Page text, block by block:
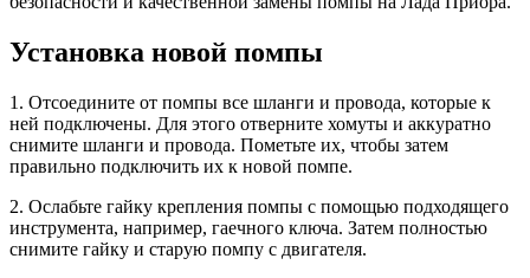
Установка новой помпы
1. Отсоедините от помпы все шланги и провода, которые к
ней подключены. Для этого отверните хомуты и аккуратно
снимите шланги и провода. Пометьте их, чтобы затем
правильно подключить их к новой помпе.
2. Ослабьте гайку крепления помпы с помощью подходящего
инструмента, например, гаечного ключа. Затем полностью
снимите гайку и старую помпу с двигателя.